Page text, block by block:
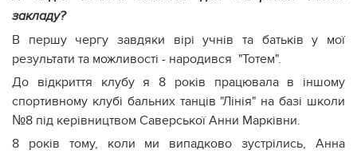
закладу?
В першу чергу завдяки вірі учнів та батьків у мої
результати та можливості - народився "Тотем".
До відкриття клубу я 8 років працювала в іншому
спортивному клубі бальних танців "Лінія" на базі школи
№8 під керівництвом Саверської Анни Марківни.
8 років тому, коли ми випадково зустрілись, Анна